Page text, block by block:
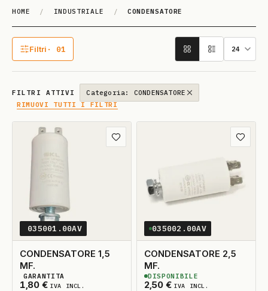
HOME / INDUSTRIALE / CONDENSATORE
CONDENSA­TO­RE
Filtri · 01
1 filtro attivo
FILTRI ATTIVI
Categoria: CONDENSATORE
RIMUOVI TUTTI I FILTRI
Aggiungi ai preferiti
035001.00AV
CONDENSATORE 1,5
MF.
1,80 € IVA INCL.
2DISPONIBILI
GARANTITA
035002.00AV
CONDENSATORE 2,5
MF.
2,50 € IVA INCL.
2DISPONIBILI
DISPONIBILE